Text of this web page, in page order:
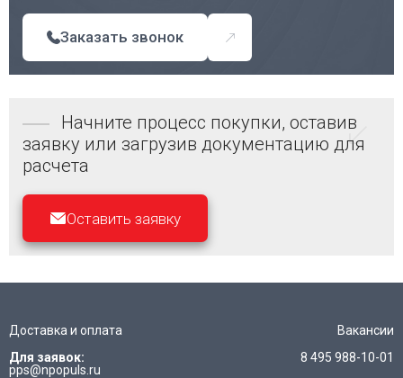
Заказать звонок
Начните процесс покупки, оставив
заявку или загрузив документацию для
расчета
Оставить заявку
Доставка и оплата
Вакансии
Для заявок:
pps@npopuls.ru
8 495 988-10-01